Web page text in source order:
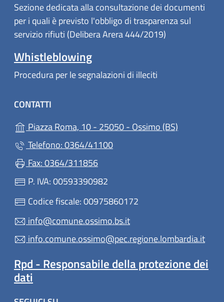
Sezione dedicata alla consultazione dei documenti
per i quali è previsto l'obbligo di trasparenza sul
servizio rifiuti (Delibera Arera 444/2019)
Whistleblowing
Procedura per le segnalazioni di illeciti
CONTATTI
Piazza Roma, 10 - 25050 - Ossimo (BS)
Telefono: 0364/41100
Fax: 0364/311856
P. IVA: 00593390982
Codice fiscale: 00975860172
info@comune.ossimo.bs.it
info.comune.ossimo@pec.regione.lombardia.it
Rpd - Responsabile della protezione dei
dati